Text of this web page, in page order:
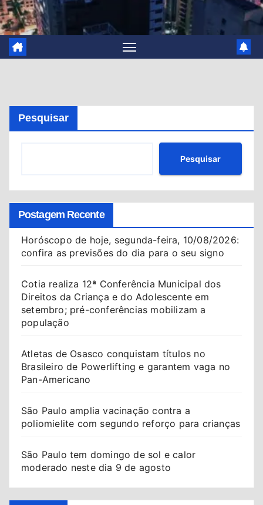
Pesquisar
Pesquisar
Postagem Recente
Horóscopo de hoje, segunda-feira, 10/08/2026:
confira as previsões do dia para o seu signo
Cotia realiza 12ª Conferência Municipal dos
Direitos da Criança e do Adolescente em
setembro; pré-conferências mobilizam a
população
Atletas de Osasco conquistam títulos no
Brasileiro de Powerlifting e garantem vaga no
Pan-Americano
São Paulo amplia vacinação contra a
poliomielite com segundo reforço para crianças
São Paulo tem domingo de sol e calor
moderado neste dia 9 de agosto